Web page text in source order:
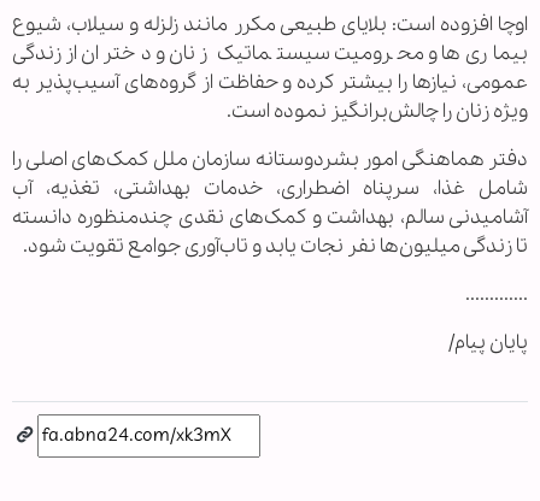
اوچا افزوده است: بلایای طبیعی مکرر مانند زلزله و سیلاب، شیوع
بیماری‌ها و محرومیت سیستماتیک زنان و دختران از زندگی
عمومی، نیازها را بیشتر کرده و حفاظت از گروه‌های آسیب‌پذیر به
ویژه زنان را چالش‌برانگیز نموده است.
دفتر هماهنگی امور بشردوستانه سازمان ملل کمک‌های اصلی را
شامل غذا، سرپناه اضطراری، خدمات بهداشتی، تغذیه، آب
آشامیدنی سالم، بهداشت و کمک‌های نقدی چندمنظوره دانسته
تا زندگی میلیون‌ها نفر نجات یابد و تاب‌آوری جوامع تقویت شود.
.............
پایان پیام/